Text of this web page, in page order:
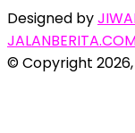
Designed by
© Copyright